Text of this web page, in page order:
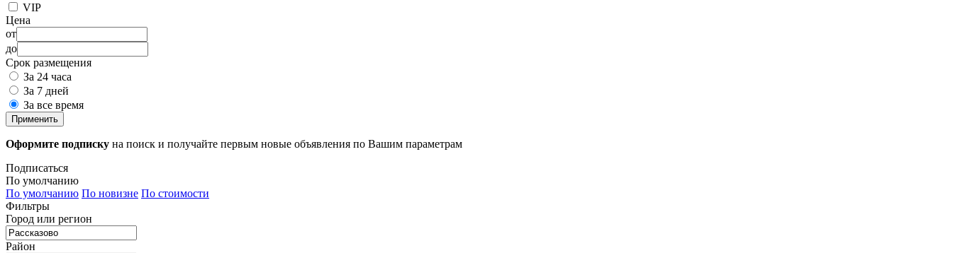
VIP
Цена
от
до
Срок размещения
За 24 часа
За 7 дней
За все время
Применить
Оформите подписку на поиск и получайте первым новые объявления по Вашим параметрам
Подписаться
По умолчанию
По умолчанию По новизне По стоимости
Фильтры
Город или регион
Район